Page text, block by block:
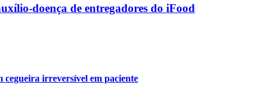
doença de entregadores do iFood
irreversível em paciente